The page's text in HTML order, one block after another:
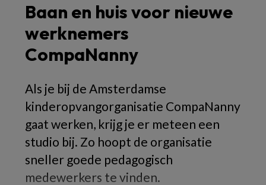
Baan en huis voor nieuwe
werknemers
CompaNanny
Als je bij de Amsterdamse
kinderopvangorganisatie CompaNanny
gaat werken, krijg je er meteen een
studio bij. Zo hoopt de organisatie
sneller goede pedagogisch
medewerkers te vinden.